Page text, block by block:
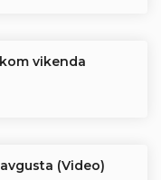
vikenda
(Video)